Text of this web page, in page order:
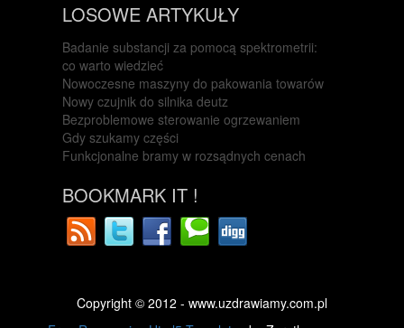
LOSOWE ARTYKUŁY
Badanie substancji za pomocą spektrometrii:
co warto wiedzieć
Nowoczesne maszyny do pakowania towarów
Nowy czujnik do silnika deutz
Bezproblemowe sterowanie ogrzewaniem
Gdy szukamy części
Funkcjonalne bramy w rozsądnych cenach
BOOKMARK IT !
Copyright © 2012 - www.uzdrawiamy.com.pl